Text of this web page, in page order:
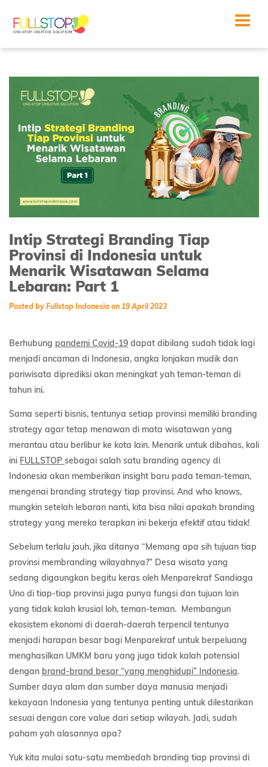
Toggle
Intip Strategi Branding Tiap
Provinsi di Indonesia untuk
Menarik Wisatawan Selama
Lebaran: Part 1
Posted by Fullstop Indonesia on 19 April 2023
Berhubung pandemi Covid-19 dapat dibilang sudah tidak lagi
menjadi ancaman di Indonesia, angka lonjakan mudik dan
pariwisata diprediksi akan meningkat yah teman-teman di
tahun ini.
Sama seperti bisnis, tentunya setiap provinsi memiliki branding
strategy agar tetap menawan di mata wisatawan yang
merantau atau berlibur ke kota lain. Menarik untuk dibahas, kali
ini FULLSTOP sebagai salah satu branding agency di
Indonesia akan memberikan insight baru pada teman-teman,
mengenai branding strategy tiap provinsi. And who knows,
mungkin setelah lebaran nanti, kita bisa nilai apakah branding
strategy yang mereka terapkan ini bekerja efektif atau tidak!
Sebelum terlalu jauh, jika ditanya “Memang apa sih tujuan tiap
provinsi membranding wilayahnya?” Desa wisata yang
sedang digaungkan begitu keras oleh Menparekraf Sandiaga
Uno di tiap-tiap provinsi juga punya fungsi dan tujuan lain
yang tidak kalah krusial loh, teman-teman. Membangun
ekosistem ekonomi di daerah-daerah terpencil tentunya
menjadi harapan besar bagi Menparekraf untuk berpeluang
menghasilkan UMKM baru yang juga tidak kalah potensial
dengan brand-brand besar “yang menghidupi” Indonesia.
Sumber daya alam dan sumber daya manusia menjadi
kekayaan Indonesia yang tentunya penting untuk dilestarikan
sesuai dengan core value dari setiap wilayah. Jadi, sudah
paham yah alasannya apa?
Yuk kita mulai satu-satu membedah branding tiap provinsi di